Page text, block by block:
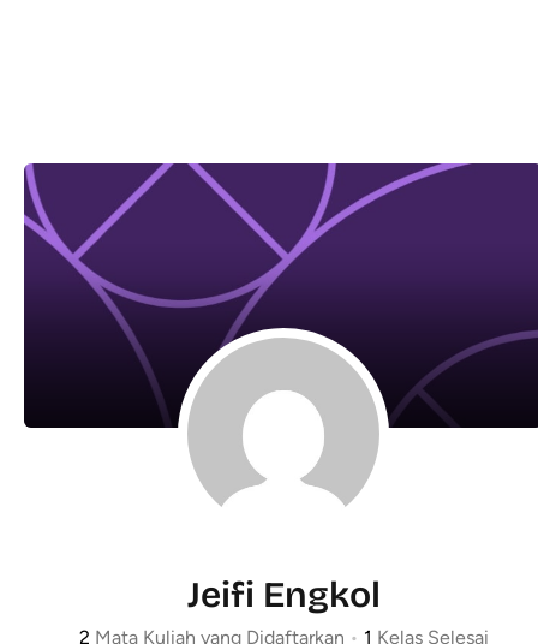
Jeifi Engkol
2 Mata Kuliah yang Didaftarkan • 1 Kelas Selesai